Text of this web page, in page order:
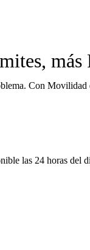
más
Con Movilidad
las 24 horas del